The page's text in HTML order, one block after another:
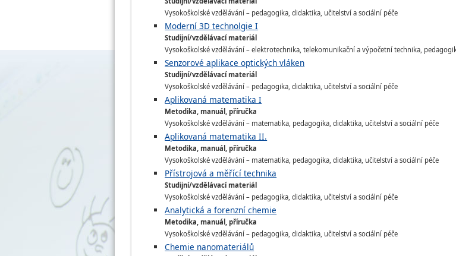
Vysokoškolské vzdělávání – pedagogika, didaktika, učitelství a sociální péče
Moderní 3D technolgie I
Studijní/vzdělávací materiál
Vysokoškolské vzdělávání – elektrotechnika, telekomunikační a výpočetní technika,
Senzorové aplikace optických vláken
Studijní/vzdělávací materiál
Vysokoškolské vzdělávání – pedagogika, didaktika, učitelství a sociální péče
Aplikovaná matematika I
Metodika, manuál, příručka
Vysokoškolské vzdělávání – matematika, pedagogika, didaktika, učitelství a sociální péče
Aplikovaná matematika II.
Metodika, manuál, příručka
Vysokoškolské vzdělávání – matematika, pedagogika, didaktika, učitelství a sociální péče
Přístrojová a měřící technika
Studijní/vzdělávací materiál
Vysokoškolské vzdělávání – pedagogika, didaktika, učitelství a sociální péče
Analytická a forenzní chemie
Metodika, manuál, příručka
Vysokoškolské vzdělávání – pedagogika, didaktika, učitelství a sociální péče
Chemie nanomateriálů